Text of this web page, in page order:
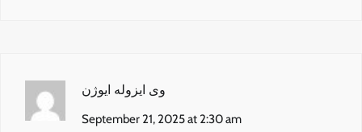
وی ایزوله ایوژن
September 21, 2025 at 2:30 am